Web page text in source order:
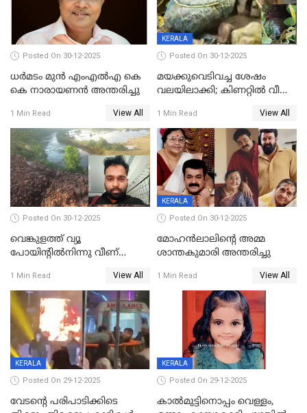
Posted On 30-12-2025
ധർമടം മുൻ എംഎല്‍എ കെ
കെ നാരായണന്‍ അന്തരിച്ചു
1 Min Read View All
KERALA
Posted On 30-12-2025
മയക്കുവെടിവച്ച ശേഷം
വലയിലാക്കി; കിണറ്റിൽ വീണ
1 Min Read View All
Posted On 30-12-2025
വെങ്കുളത്ത് വ്യൂ
പോയിന്റിൽനിന്നു വീണ്
1 Min Read View All
KERALA
Posted On 30-12-2025
മോഹന്‍ലാലിന്‍റെ അമ്മ
ശാന്തകുമാരി അന്തരിച്ചു
1 Min Read View All
KERALA
Posted On 29-12-2025
വേടന്റെ പരിപാടിക്കിടെ
KERALA
Posted On 29-12-2025
കാൽമുട്ടിനൊപ്പം വെള്ളം,